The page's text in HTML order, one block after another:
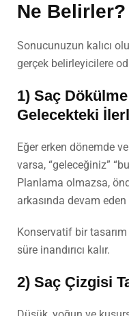
Ne Belirler?
Sonucunuzun kalıcı
gerçek belirleyicilere
1) Saç
Gelecekteki
Eğer erken dönemde
varsa, “geleceğiniz”
Planlama olmazsa,
arkasında devam
Konservatif bir
süre inandırıcı kalır.
2) Saç Çizgisi